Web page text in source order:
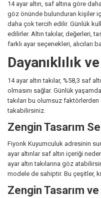
14 ayar altın, saf altına göre
göz önünde bulunduran kişiler
daha çok tercih edilir. Günlük
edilirler. Altın takılar, değerleri,
farklı ayar seçenekleri, alıcıları
Dayanıklılık
14 ayar altın takılar, %58,3 saf
olmasını sağlar. Günlük
takıları bu olumsuz
takabilirsiniz.
Zengin Tasarım
Fiyonk Kuyumculuk adresinin
ayar altınlar saf altın içeriği
ayar altın takılarına göz
modele de sahiptir. Bu çeşitler,
Zengin Tasarım ve